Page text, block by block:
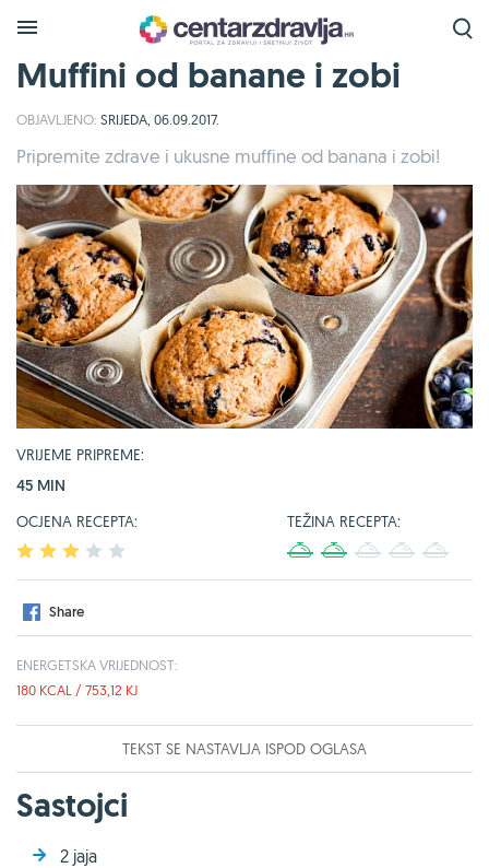
Muffini od banane i zobi
OBJAVLJENO: SRIJEDA, 06.09.2017.
Pripremite zdrave i ukusne muffine od banana i zobi!
VRIJEME PRIPREME:
45 MIN
OCJENA RECEPTA:
2 3 4
TEŽINA RECEPTA:
4
Share
ENERGETSKA VRIJEDNOST:
180 KCAL / 753,12 KJ
TEKST SE NASTAVLJA ISPOD OGLASA
Sastojci
2 jaja